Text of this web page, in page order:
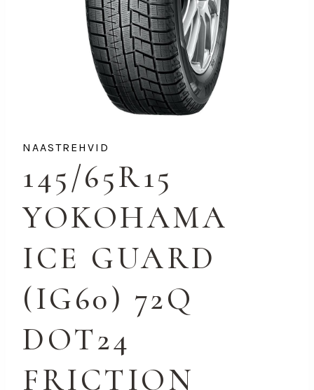
NAASTREHVID
145/65R15
YOKOHAMA
ICE GUARD
(IG60) 72Q
DOT24
FRICTION